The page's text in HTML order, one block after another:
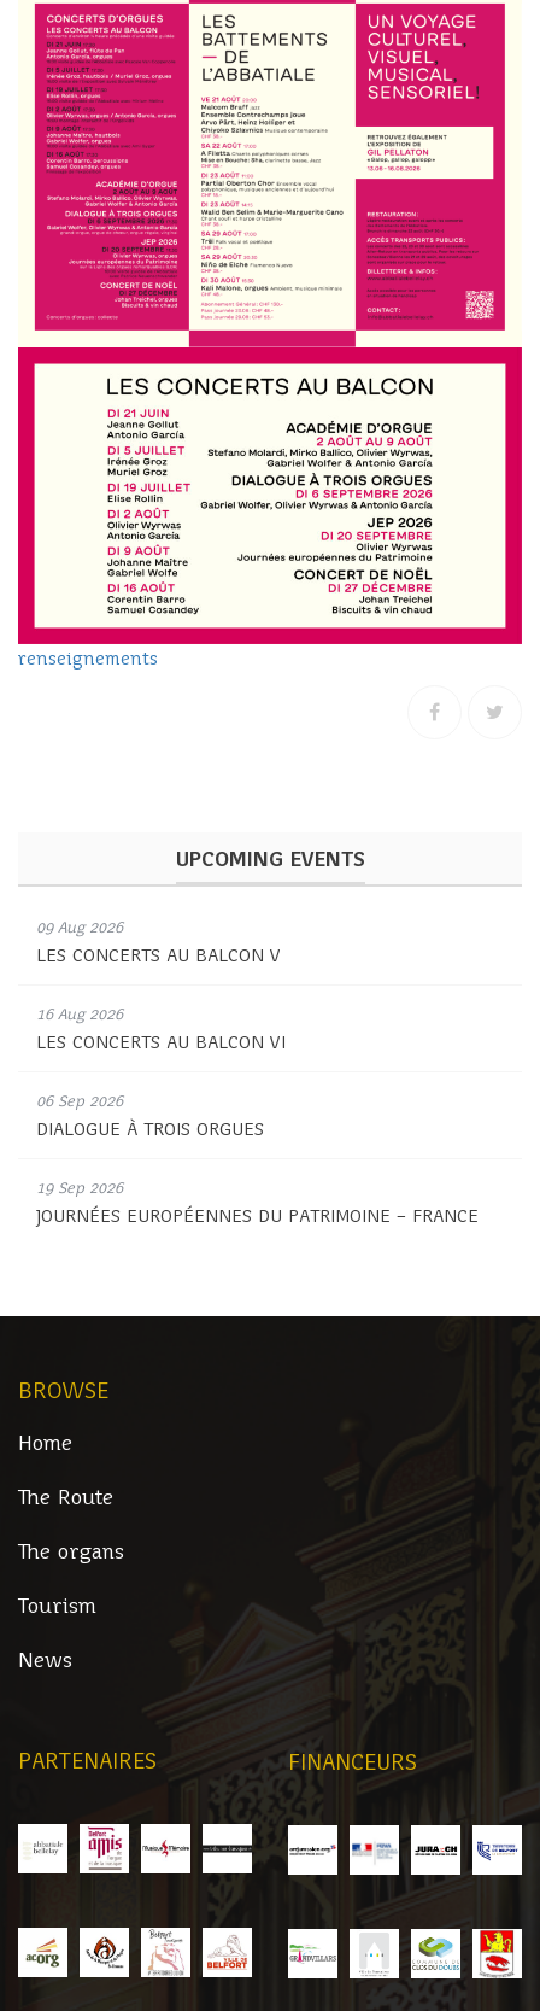
renseignements
UPCOMING EVENTS
09 Aug 2026
LES CONCERTS AU BALCON V
16 Aug 2026
LES CONCERTS AU BALCON VI
06 Sep 2026
DIALOGUE À TROIS ORGUES
19 Sep 2026
JOURNÉES EUROPÉENNES DU PATRIMOINE – FRANCE
BROWSE
Home
The Route
The organs
Tourism
News
PARTENAIRES FINANCEURS